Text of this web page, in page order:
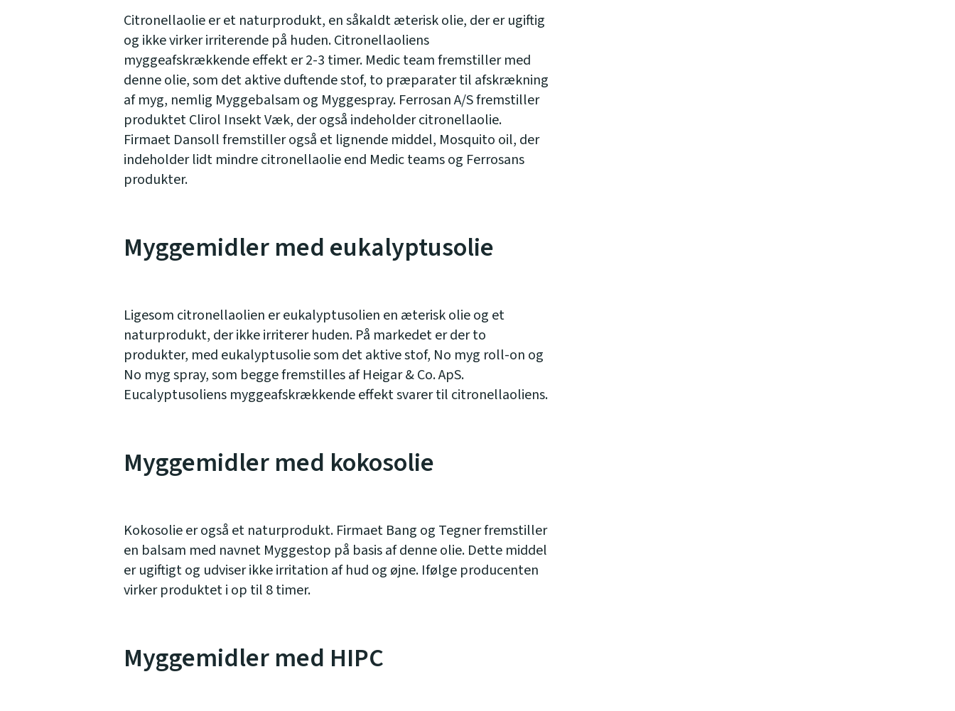
Citronellaolie er et naturprodukt, en såkaldt æterisk olie, der er ugiftig
og ikke virker irriterende på huden. Citronellaoliens
myggeafskrækkende effekt er 2-3 timer. Medic team fremstiller med
denne olie, som det aktive duftende stof, to præparater til afskrækning
af myg, nemlig Myggebalsam og Myggespray. Ferrosan A/S fremstiller
produktet Clirol Insekt Væk, der også indeholder citronellaolie.
Firmaet Dansoll fremstiller også et lignende middel, Mosquito oil, der
indeholder lidt mindre citronellaolie end Medic teams og Ferrosans
produkter.
Myggemidler med eukalyptusolie
Ligesom citronellaolien er eukalyptusolien en æterisk olie og et
naturprodukt, der ikke irriterer huden. På markedet er der to
produkter, med eukalyptusolie som det aktive stof, No myg roll-on og
No myg spray, som begge fremstilles af Heigar & Co. ApS.
Eucalyptusoliens myggeafskrækkende effekt svarer til citronellaoliens.
Myggemidler med kokosolie
Kokosolie er også et naturprodukt. Firmaet Bang og Tegner fremstiller
en balsam med navnet Myggestop på basis af denne olie. Dette middel
er ugiftigt og udviser ikke irritation af hud og øjne. Ifølge producenten
virker produktet i op til 8 timer.
Myggemidler med HIPC